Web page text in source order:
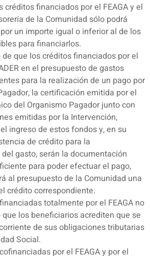
créditos financiados por el FEAGA y el
de la Comunidad sólo podrá
un importe igual o inferior al de los
para financiarlos.
de que los créditos financiados por el
en el presupuesto de gastos
para la realización de un pago por
la certificación emitida por el
del Organismo Pagador junto con
emitidas por la Intervención,
ingreso de estos fondos y, en su
de crédito para la
gasto, serán la documentación
para poder efectuar el pago,
al presupuesto de la Comunidad una
crédito correspondiente.
totalmente por el FEAGA no
los beneficiarios acrediten que se
de sus obligaciones tributarias
Social.
por el FEAGA y por el